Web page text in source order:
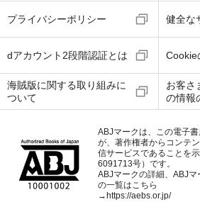
プライバシーポリシー 健全な
dアカウント2段階認証とは Cookie
海賊版に関する取り組みに
ついて
お客さ
の情報
ABJマークは、この電子
が、著作権者からコンテ
信サービスであることを
6091713号）です。
ABJマークの詳細、ABJ
の一覧はこちら
→ https://aebs.or.jp/